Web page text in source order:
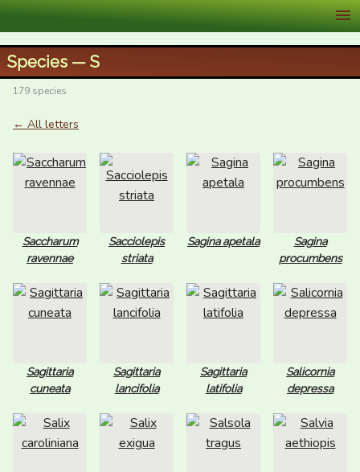
XID Services
Species — S
179 species
← All letters
Saccharum
ravennae
Sacciolepis
striata
Sagina apetala
Sagina
procumbens
Sagittaria
cuneata
Sagittaria
lancifolia
Sagittaria
latifolia
Salicornia
depressa